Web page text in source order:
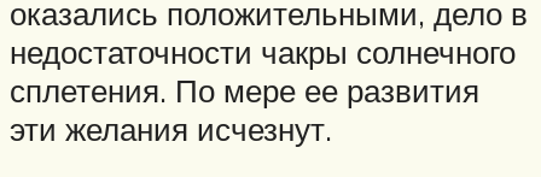
оказались положительными, дело в
недостаточности чакры солнечного
сплетения. По мере ее развития
эти желания исчезнут.